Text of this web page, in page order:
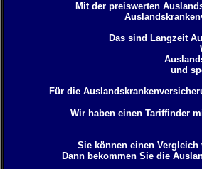
Mit der preiswerten
Das sind Langzeit
und
Für die
Wir haben einen Tariffinder
Sie können einen
Dann bekommen Sie die